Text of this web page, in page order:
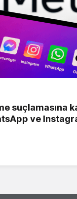
suçlamasına
ve